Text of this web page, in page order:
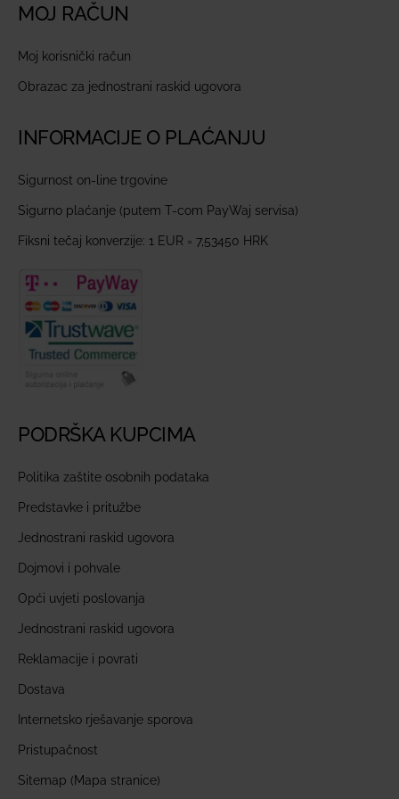
MOJ RAČUN
Moj korisnički račun
Obrazac za jednostrani raskid ugovora
INFORMACIJE O PLAĆANJU
Sigurnost on-line trgovine
Sigurno plaćanje (putem T-com PayWaj servisa)
Fiksni tečaj konverzije: 1 EUR = 7,53450 HRK
PODRŠKA KUPCIMA
Politika zaštite osobnih podataka
Predstavke i pritužbe
Jednostrani raskid ugovora
Dojmovi i pohvale
Opći uvjeti poslovanja
Jednostrani raskid ugovora
Reklamacije i povrati
Dostava
Internetsko rješavanje sporova
Pristupačnost
Sitemap (Mapa stranice)